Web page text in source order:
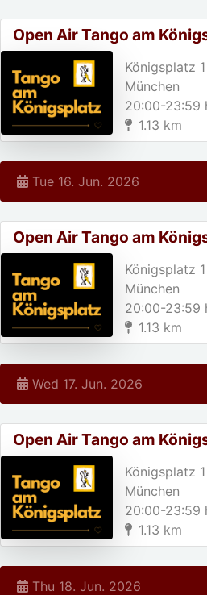
Open Air Tango am
Königsplatz 1
München
20:00-23:59
1.13 km
Tue 16. Jun. 2026
Open Air Tango am
Königsplatz 1
München
20:00-23:59
1.13 km
Wed 17. Jun. 2026
Open Air Tango am
Königsplatz 1
München
20:00-23:59
1.13 km
Thu 18. Jun. 2026